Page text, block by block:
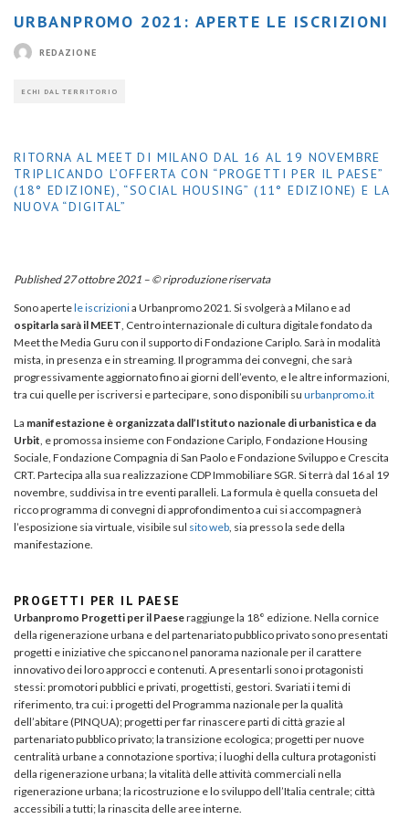
URBANPROMO 2021: APERTE LE ISCRIZIONI
REDAZIONE
ECHI DAL TERRITORIO
RITORNA AL MEET DI MILANO DAL 16 AL 19 NOVEMBRE
TRIPLICANDO L’OFFERTA CON “PROGETTI PER IL PAESE”
(18° EDIZIONE), “SOCIAL HOUSING” (11° EDIZIONE) E LA
NUOVA “DIGITAL”
Published 27 ottobre 2021 – © riproduzione riservata
Sono apertele iscrizionia Urbanpromo 2021. Si svolgerà a Milano e ad
ospitarla sarà il MEET, Centro internazionale di cultura digitale fondato da
Meet the Media Guru con il supporto di Fondazione Cariplo. Sarà in modalità
mista, in presenza e in streaming. Il programma dei convegni, che sarà
progressivamente aggiornato fino ai giorni dell’evento, e le altre informazioni,
tra cui quelle per iscriversi e partecipare, sono disponibili su urbanpromo.it
La manifestazione è organizzata dall’Istituto nazionale di urbanistica e da
Urbit, e promossa insieme con Fondazione Cariplo, Fondazione Housing
Sociale, Fondazione Compagnia di San Paolo e Fondazione Sviluppo e Crescita
CRT. Partecipa alla sua realizzazione CDP Immobiliare SGR. Si terrà dal 16 al 19
novembre, suddivisa in tre eventi paralleli. La formula è quella consueta del
ricco programma di convegni di approfondimento a cui si accompagnerà
l’esposizione sia virtuale, visibile sul sito web, sia presso la sede della
manifestazione.
PROGETTI PER IL PAESE
Urbanpromo Progetti per il Paeseraggiunge la 18° edizione. Nella cornice
della rigenerazione urbana e del partenariato pubblico privato sono presentati
progetti e iniziative che spiccano nel panorama nazionale per il carattere
innovativo dei loro approcci e contenuti. A presentarli sono i protagonisti
stessi: promotori pubblici e privati, progettisti, gestori. Svariati i temi di
riferimento, tra cui: i progetti del Programma nazionale per la qualità
dell’abitare (PINQUA); progetti per far rinascere parti di città grazie al
partenariato pubblico privato; la transizione ecologica; progetti per nuove
centralità urbane a connotazione sportiva; i luoghi della cultura protagonisti
della rigenerazione urbana; la vitalità delle attività commerciali nella
rigenerazione urbana; la ricostruzione e lo sviluppo dell’Italia centrale; città
accessibili a tutti; la rinascita delle aree interne.